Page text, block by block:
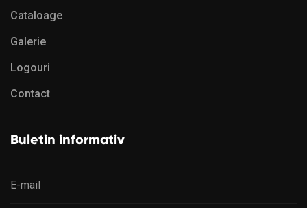
Cataloage
Galerie
Logouri
Contact
Buletin informativ